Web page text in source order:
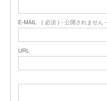
E-MAIL ( 必須 ) - 公開されません -
URL